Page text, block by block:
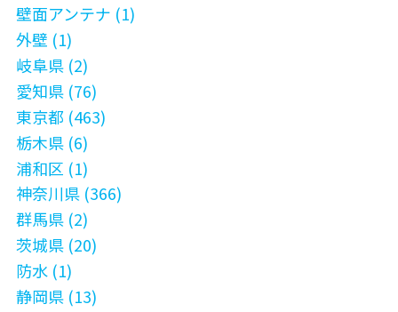
壁面アンテナ (1)
外壁 (1)
岐阜県 (2)
愛知県 (76)
東京都 (463)
栃木県 (6)
浦和区 (1)
神奈川県 (366)
群馬県 (2)
茨城県 (20)
防水 (1)
静岡県 (13)